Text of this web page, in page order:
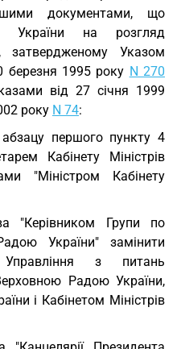
документами, що
України на розгляд
затвердженому Указом
березня 1995 року N 270
від 27 січня 1999
року N 74:
першого пункту 4
Кабінету Міністрів
"Міністром Кабінету
"Керівником Групи по
України" замінити
з питань
Радою України,
і Кабінетом Міністрів